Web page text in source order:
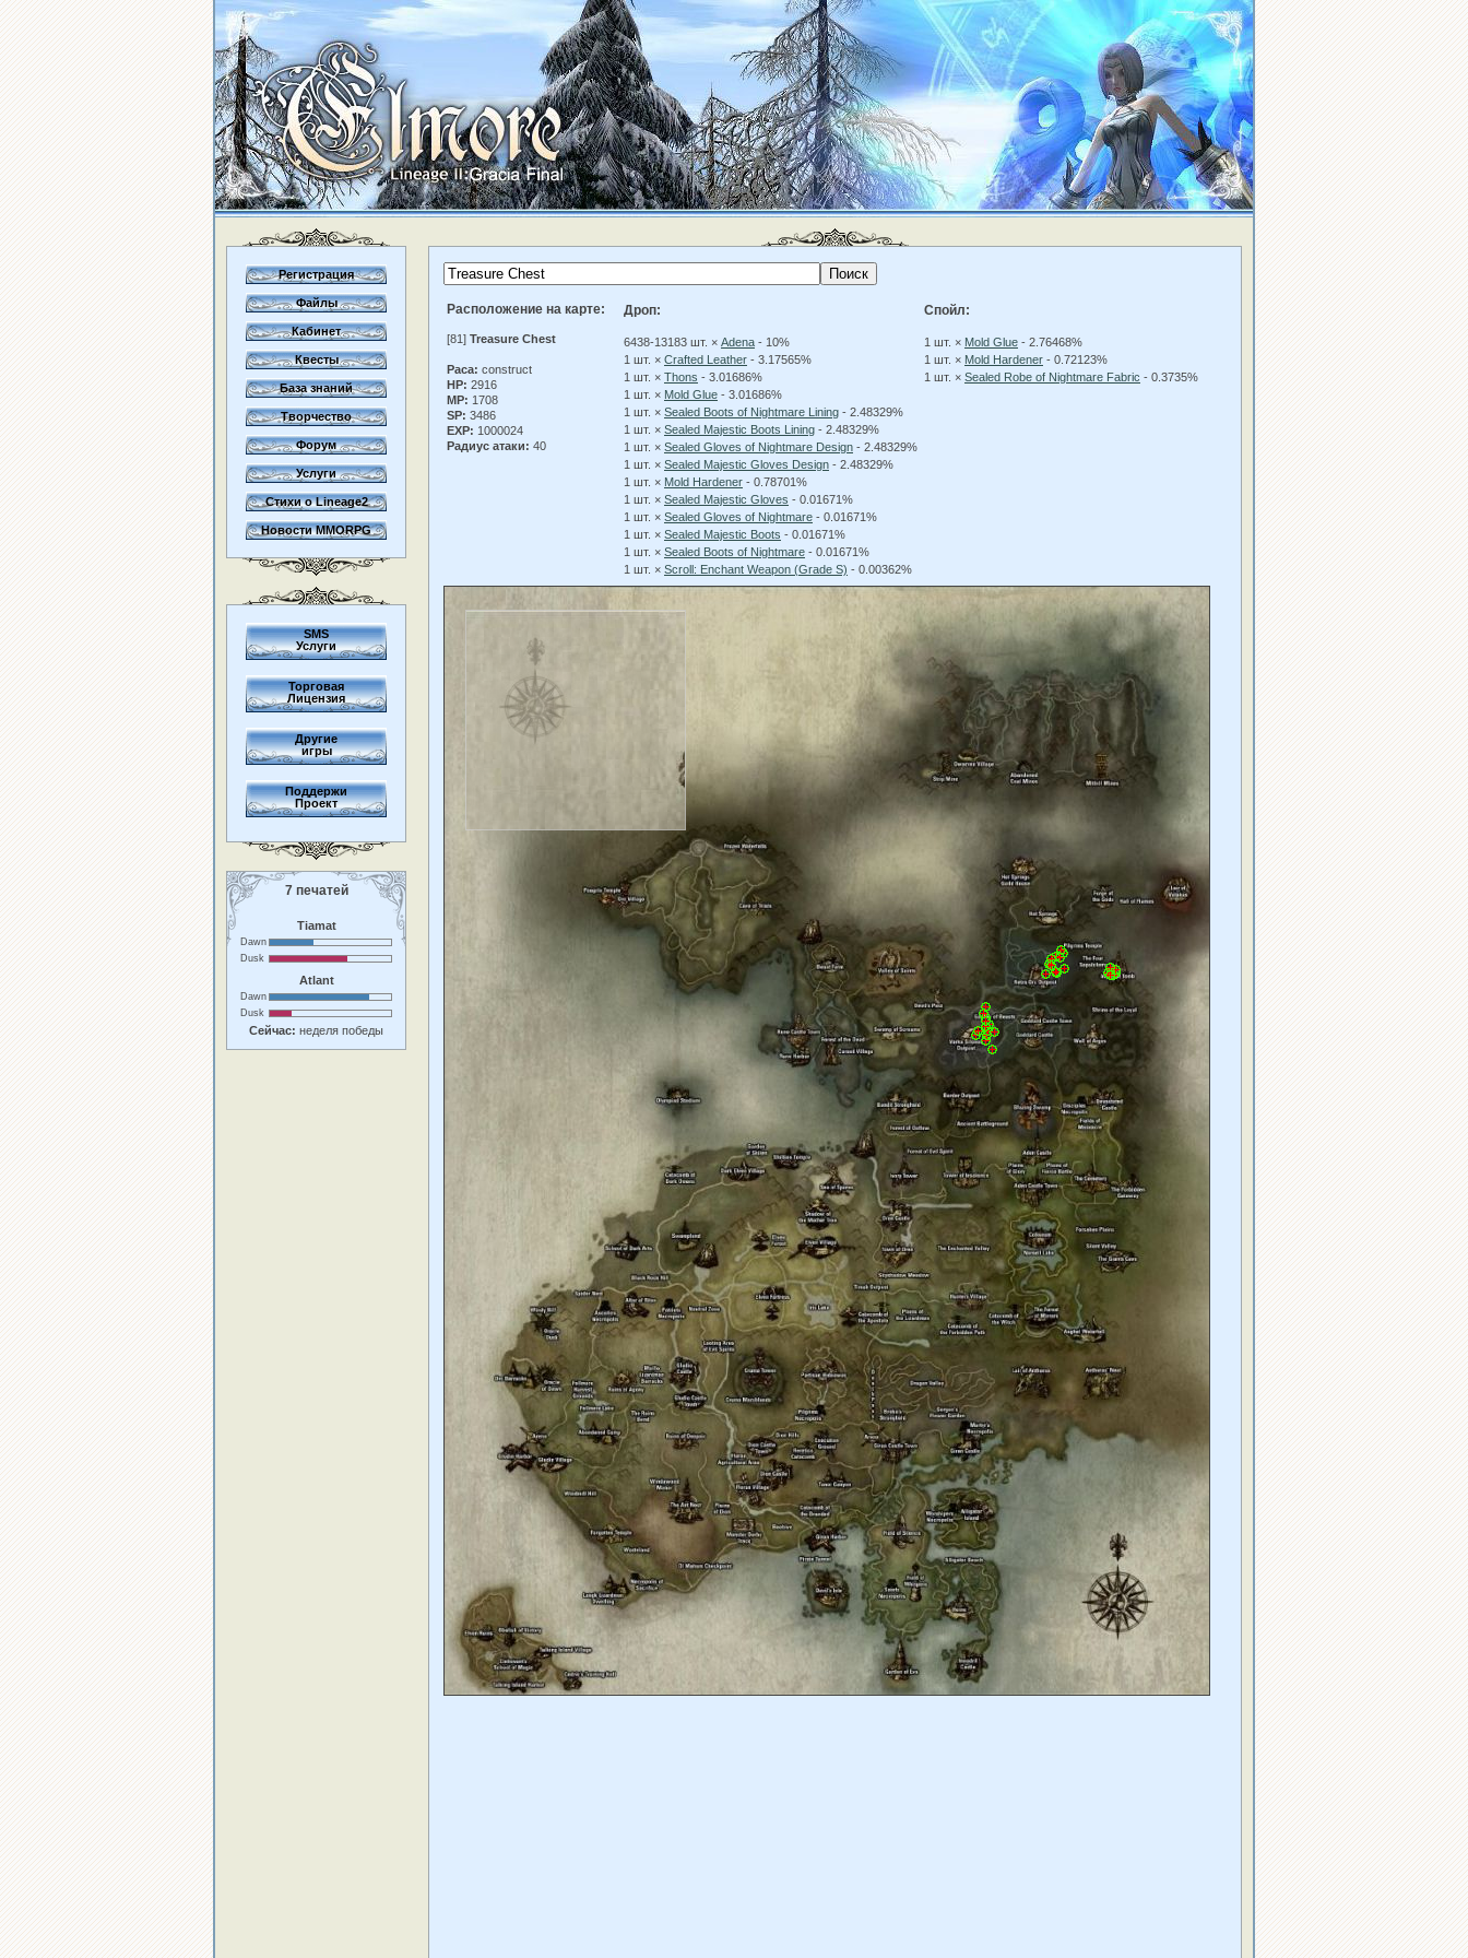
Регистрация
Файлы
Кабинет
Квесты
База знаний
Творчество
Форум
Услуги
Стихи о Lineage2
Новости MMORPG
SMS
Услуги
Торговая
Лицензия
Другие
игры
Поддержи
Проект
7 печатей
Tiamat
Dawn
Dusk
Atlant
Dawn
Dusk
Сейчас: неделя победы
Расположение на карте:
[81] Treasure Chest
Раса: construct
HP: 2916
MP: 1708
SP: 3486
EXP: 1000024
Радиус атаки: 40
Дроп:
6438-13183 шт. × Adena - 10%
1 шт. × Crafted Leather - 3.17565%
1 шт. × Thons - 3.01686%
1 шт. × Mold Glue - 3.01686%
1 шт. × Sealed Boots of Nightmare Lining - 2.48329%
1 шт. × Sealed Majestic Boots Lining - 2.48329%
1 шт. × Sealed Gloves of Nightmare Design - 2.48329%
1 шт. × Sealed Majestic Gloves Design - 2.48329%
1 шт. × Mold Hardener - 0.78701%
1 шт. × Sealed Majestic Gloves - 0.01671%
1 шт. × Sealed Gloves of Nightmare - 0.01671%
1 шт. × Sealed Majestic Boots - 0.01671%
1 шт. × Sealed Boots of Nightmare - 0.01671%
1 шт. × Scroll: Enchant Weapon (Grade S) - 0.00362%
Спойл:
1 шт. × Mold Glue - 2.76468%
1 шт. × Mold Hardener - 0.72123%
1 шт. × Sealed Robe of Nightmare Fabric - 0.3735%